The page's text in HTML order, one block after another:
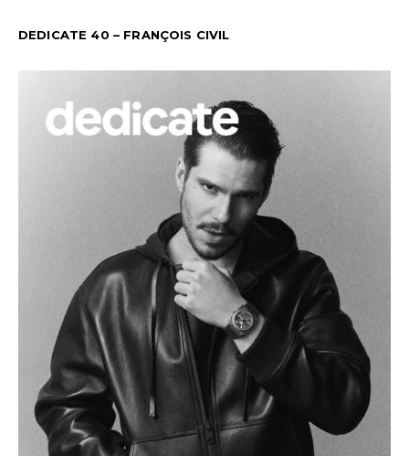
DEDICATE 40 – FRANÇOIS CIVIL